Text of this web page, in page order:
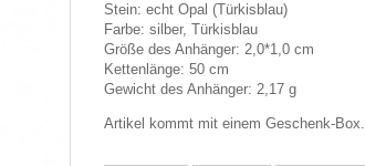
Stein: echt Opal (Türkisblau)
Farbe: silber, Türkisblau
Größe des Anhänger: 2,0*1,0 cm
Kettenlänge: 50 cm
Gewicht des Anhänger: 2,17 g
Artikel kommt mit einem Geschenk-Box.